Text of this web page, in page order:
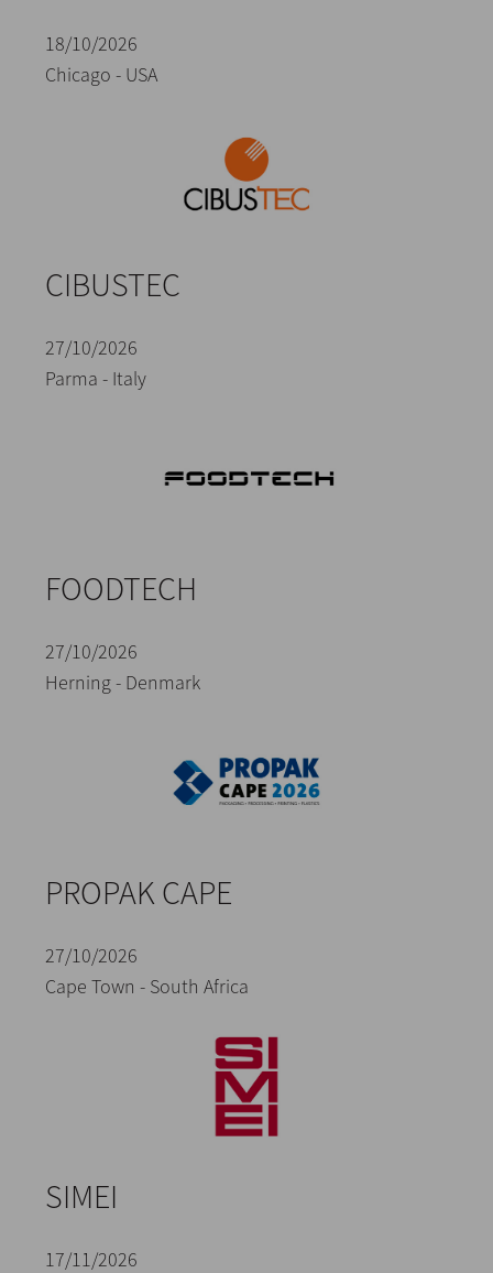
18/10/2026
Chicago - USA
CIBUSTEC
27/10/2026
Parma - Italy
FOODTECH
27/10/2026
Herning - Denmark
PROPAK CAPE
27/10/2026
Cape Town - South Africa
SIMEI
17/11/2026